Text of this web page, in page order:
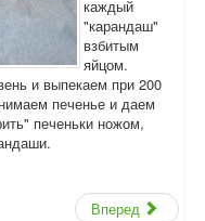
каждый
"карандаш"
взбитым
яйцом.
и выпекаем при 200
печенье и даем
печеньки ножом,
Вперед